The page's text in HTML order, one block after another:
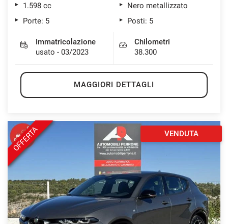
1.598 cc
Nero metallizzato
Porte: 5
Posti: 5
Immatricolazione
usato - 03/2023
Chilometri
38.300
MAGGIORI DETTAGLI
OFFERTA VENDUTA